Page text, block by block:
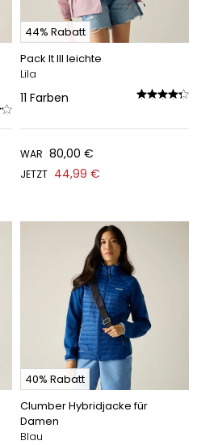
44% Rabatt
Pack It III leichte
Lila
11 Farben
WAR 80,00 €
JETZT 44,99 €
40% Rabatt
Clumber Hybridjacke für
Damen
Blau